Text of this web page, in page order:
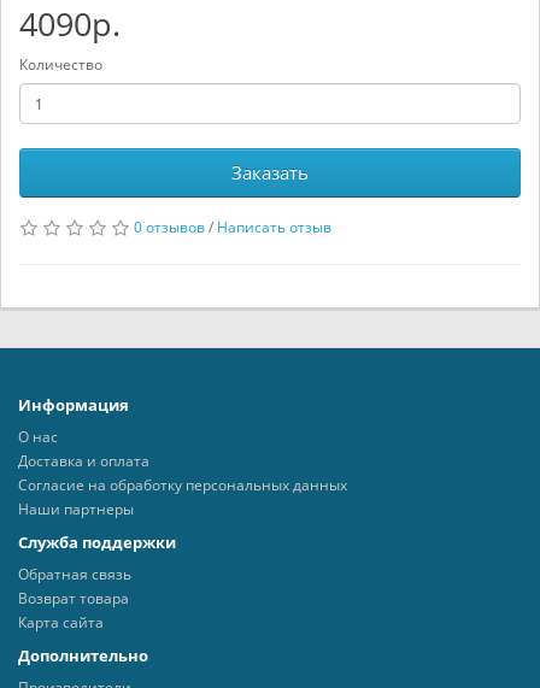
4090р.
Количество
Заказать
0 отзывов/ Написать отзыв
Информация
О нас
Доставка и оплата
Согласие на обработку персональных данных
Наши партнеры
Служба поддержки
Обратная связь
Возврат товара
Карта сайта
Дополнительно